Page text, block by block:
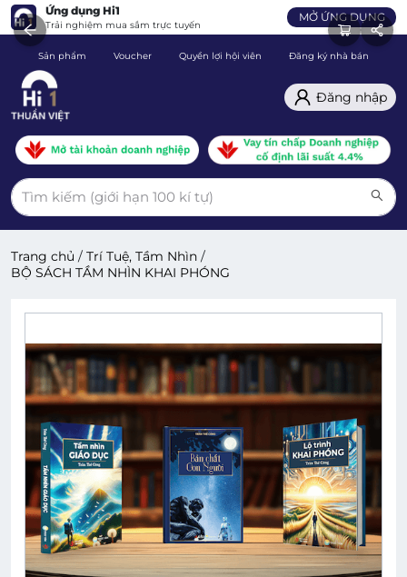
Ứng dụng Hi1
Trải nghiệm mua sắm trực tuyến
MỞ ỨNG DỤNG
Sản phẩm Voucher Quyền lợi hội viên Đăng ký nhà bán
Đăng nhập
Trang chủ / Trí Tuệ, Tầm Nhìn /
BỘ SÁCH TẦM NHÌN KHAI PHÓNG